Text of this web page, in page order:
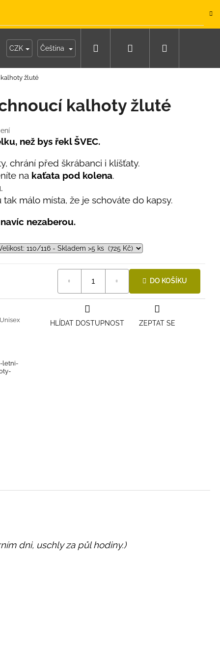
Moje objednávka
CZK Čeština Hledat Přihlášení
žluté
kalhoty žluté
než bys řekl ŠVEC.
chrání před škrábanci i klíšťaty.
na kaťata pod kolena.
málo místa, že je schováte do kapsy.
nezaberou.
DO KOŠÍKU
Unisex
letni-
ZEPTAT SE
HLÍDAT DOSTUPNOST
dni, uschly za půl hodiny.)